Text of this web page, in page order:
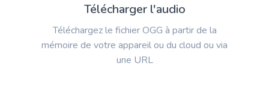
Télécharger l'audio
Téléchargez le fichier OGG à partir de la
mémoire de votre appareil ou du cloud ou via
une URL